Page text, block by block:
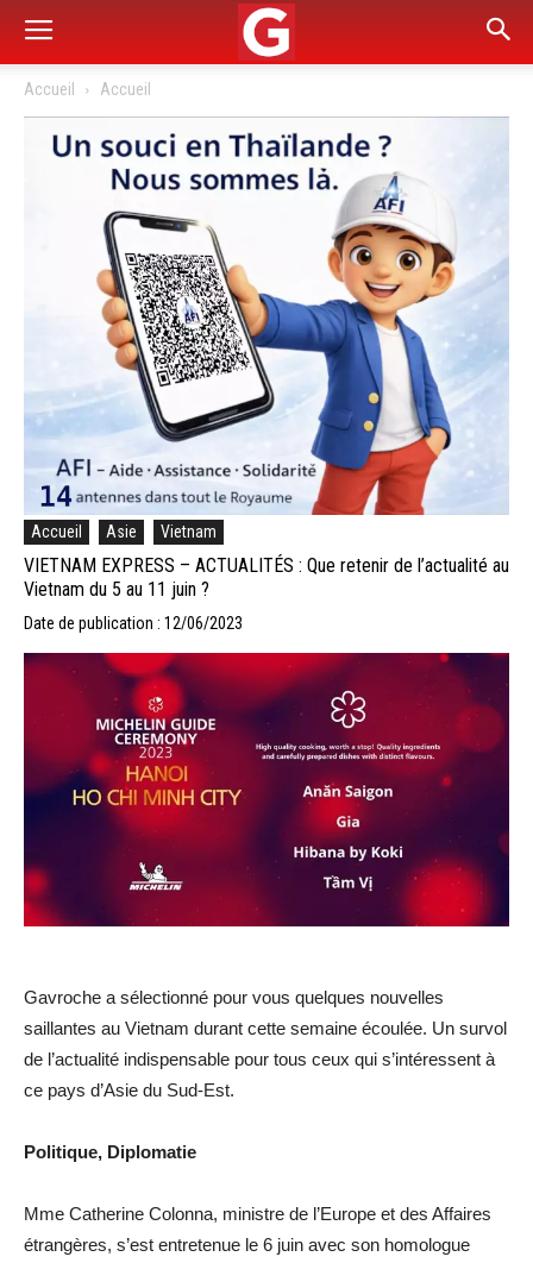
Accueil Accueil
Accueil Asie Vietnam
VIETNAM EXPRESS – ACTUALITÉS : Que retenir de l’actualité au
Vietnam du 5 au 11 juin ?
Date de publication : 12/06/2023
Gavroche a sélectionné pour vous quelques nouvelles
saillantes au Vietnam durant cette semaine écoulée. Un survol
de l’actualité indispensable pour tous ceux qui s’intéressent à
ce pays d’Asie du Sud-Est.
Politique, Diplomatie
Mme Catherine Colonna, ministre de l’Europe et des Affaires
étrangères, s’est entretenue le 6 juin avec son homologue